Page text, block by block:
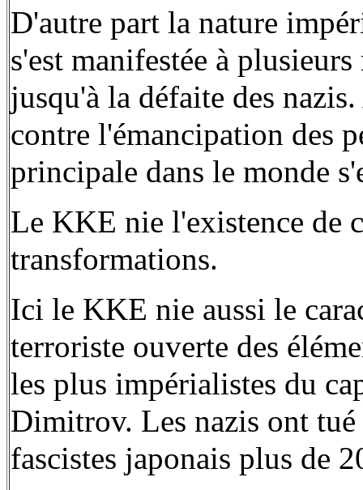
D'autre part la nature
s'est manifestée à
jusqu'à la défaite des
contre l'émancipation des
principale dans le monde
Le KKE nie l'existence de
transformations.
Ici le KKE nie aussi le
terroriste ouverte des
les plus impérialistes du
Dimitrov. Les nazis ont
fascistes japonais plus de